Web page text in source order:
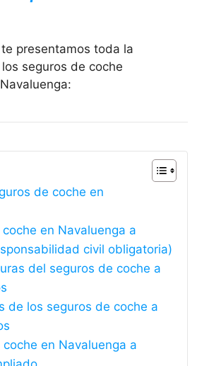
presentamos toda la
seguros de coche
de coche en
en Navaluenga a
civil obligatoria)
del seguros de coche a
de los seguros de coche a
en Navaluenga a